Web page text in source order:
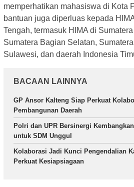
memperhatikan mahasiswa di Kota
bantuan juga diperluas kepada
Tengah, termasuk HIMA di
Sumatera Bagian Selatan,
Sulawesi, dan daerah Indonesia
BACAAN LAINNYA
GP Ansor Kalteng Siap Perkuat
Pembangunan Daerah
Polri dan UPR Bersinergi
untuk SDM Unggul
Kolaborasi Jadi Kunci Pengendalian
Perkuat Kesiapsiagaan